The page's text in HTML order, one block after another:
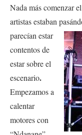
Nada más comenzar
artistas estaban
parecían estar
contentos de
estar sobre el
escenario.
Empezamos a
calentar
motores con